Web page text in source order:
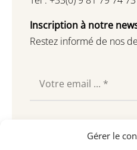
Gérer le
Inscription à notre
Restez informé de nos